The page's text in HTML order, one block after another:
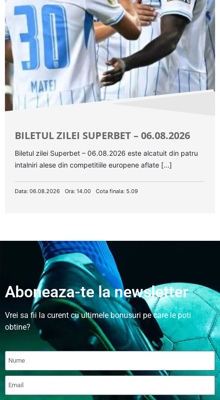
BILETUL ZILEI SUPERBET – 06.08.2026
Biletul zilei Superbet – 06.08.2026 este alcatuit din patru
intalniri alese din competitiile europene aflate [...]
Data: 06.08.2026 Ora: 14.00 Cota finala: 5.09
Aboneaza-te la newsletter
Vrei sa fii la curent cu ultimele bonusuri pe care le poti
obtine?